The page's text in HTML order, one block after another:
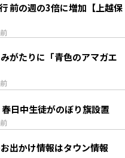
保
がたりに「青色のアマガエ
日中生徒がのぼり旗設置
出かけ情報はタウン情報